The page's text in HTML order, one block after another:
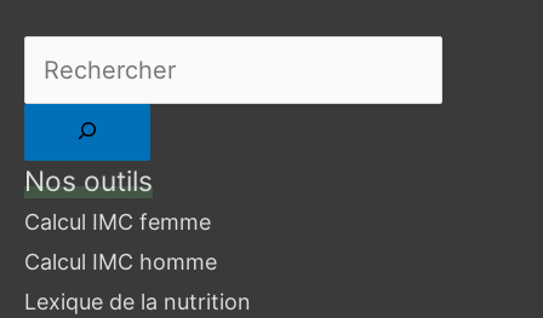
Nos outils
Calcul IMC femme
Calcul IMC homme
Lexique de la nutrition